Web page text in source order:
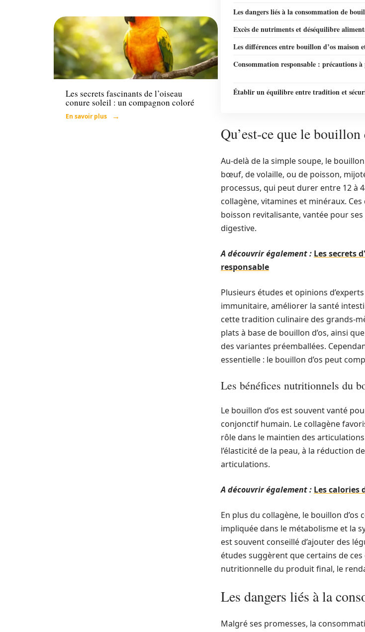
Actu
Les secrets fascinants de l’oiseau
conure soleil : un compagnon coloré
En savoir plus
Les dangers liés à la consommation de
Excès de nutriments et déséquilibre
Les différences entre bouillon d’os maison
Consommation responsable : précautions
Établir un équilibre entre tradition et
Qu’est-ce que le
Au-delà de la simple soupe, le
bœuf, de volaille, ou de poisson,
processus, qui peut durer entre 12 à
collagène, vitamines et minéraux.
boisson revitalisante, vantée pour
digestive.
A découvrir également : Les secrets
responsable
Plusieurs études et opinions
immunitaire, améliorer la santé
cette tradition culinaire des grands-
plats à base de bouillon d’os, ainsi
des variantes préemballées.
essentielle : le bouillon d’os peut
Les bénéfices nutritionnels du
Le bouillon d’os est souvent vanté
conjonctif humain. Le collagène
rôle dans le maintien des
l’élasticité de la peau, à la réduction
articulations.
A découvrir également : Les calories
En plus du collagène, le bouillon
impliquée dans le métabolisme et la
est souvent conseillé d’ajouter des
études suggèrent que certains de
nutritionnelle du produit final, le
Les dangers liés à la
Malgré ses promesses, la